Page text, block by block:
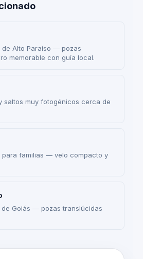
Alto Paraíso — pozas
memorable con guía local.
saltos muy fotogénicos cerca de
familias — velo compacto y
de Goiás — pozas translúcidas